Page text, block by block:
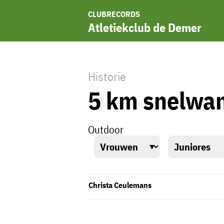
CLUBRECORDS
Atletiekclub de Demer
Historie
5 km
Outdoor
Christa Ceulemans